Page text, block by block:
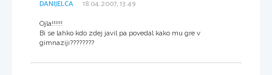
DANIJELCA 18.04.2007, 13:49
Ojla!!!!!!
Bi se lahko kdo zdej javil pa povedal kako mu gre v
gimnaziji????????